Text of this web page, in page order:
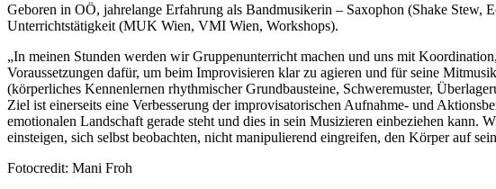
Geboren in OÖ, jahrelange Erfahrung als Bandmusikerin – Saxophon (Shake Stew,
Unterrichtstätigkeit (MUK Wien, VMI Wien, Workshops).
„In meinen Stunden werden wir Gruppenunterricht machen und uns mit
Voraussetzungen dafür, um beim Improvisieren klar zu agieren und für seine
(körperliches Kennenlernen rhythmischer Grundbausteine, Schweremuster,
Ziel ist einerseits eine Verbesserung der improvisatorischen Aufnahme- und
emotionalen Landschaft gerade steht und dies in sein Musizieren einbeziehen kann.
einsteigen, sich selbst beobachten, nicht manipulierend eingreifen, den Körper auf
Fotocredit: Mani Froh